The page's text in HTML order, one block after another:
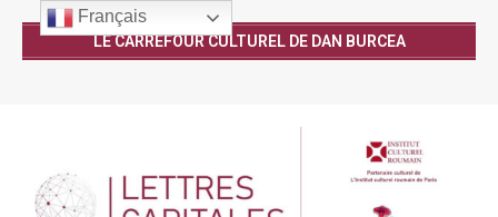
LE CARREFOUR CULTUREL DE DAN BURCEA
Français